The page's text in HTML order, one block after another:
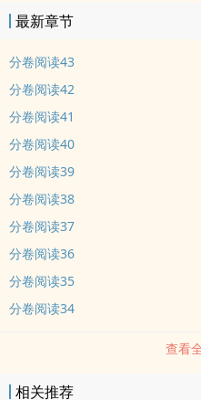
激。《笑看yin生》在第六章构造
有很多对群jiao的强烈刺激抱有憧
最新章节
分卷阅读43
分卷阅读42
分卷阅读41
分卷阅读40
分卷阅读39
分卷阅读38
分卷阅读37
分卷阅读36
分卷阅读35
分卷阅读34
查看
相关推荐